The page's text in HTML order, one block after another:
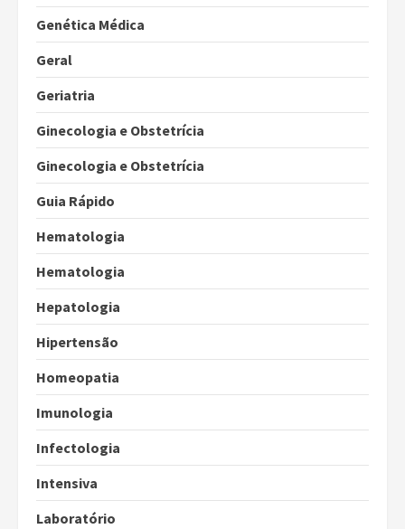
Genética Médica
Geral
Geriatria
Ginecologia e Obstetrícia
Ginecologia e Obstetrícia
Guia Rápido
Hematologia
Hematologia
Hepatologia
Hipertensão
Homeopatia
Imunologia
Infectologia
Intensiva
Laboratório